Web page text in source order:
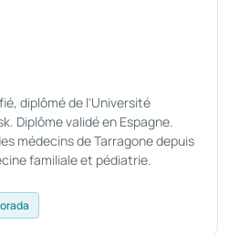
diplômé de l'Université
Diplôme validé en Espagne.
médecins de Tarragone depuis
familiale et pédiatrie.